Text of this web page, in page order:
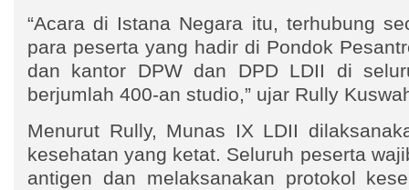
“Acara di Istana Negara itu, terhubung
para peserta yang hadir di Pondok
dan kantor DPW dan DPD LDII di
berjumlah 400-an studio,” ujar Rully
Menurut Rully, Munas IX LDII
kesehatan yang ketat. Seluruh peserta
antigen dan melaksanakan protokol